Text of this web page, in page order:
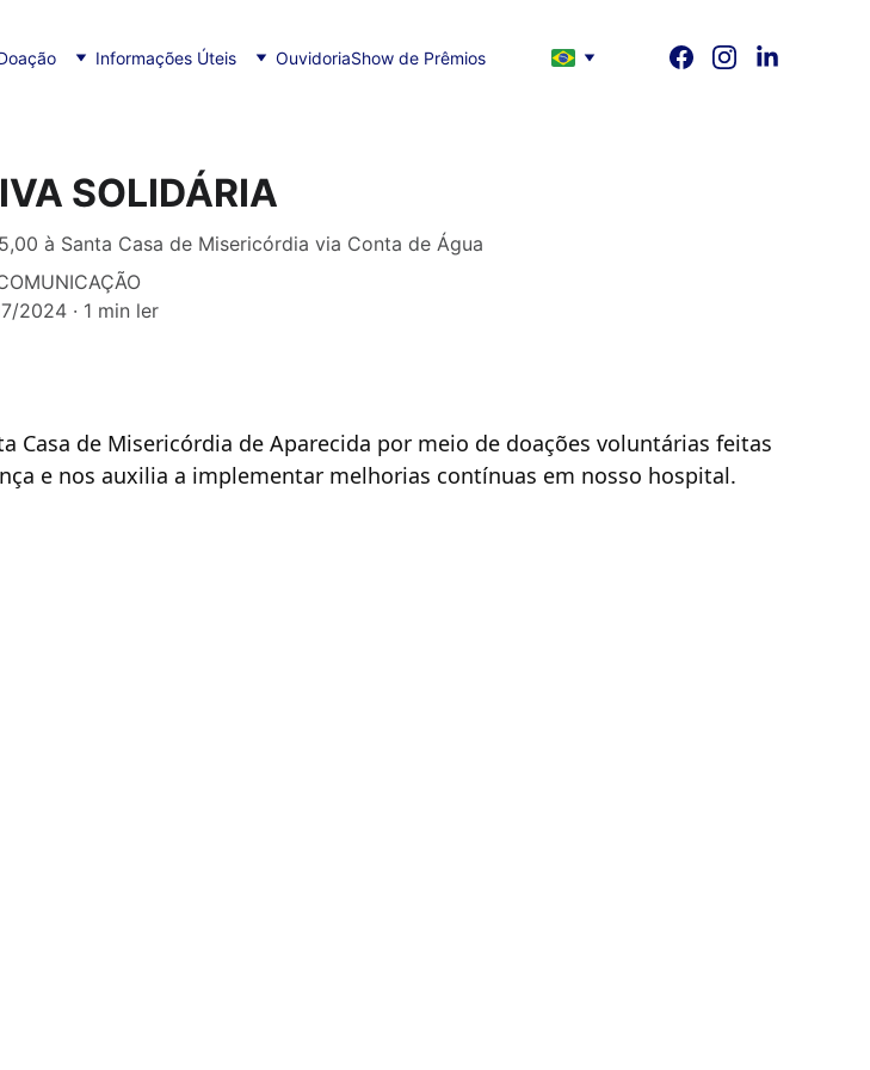
Informações Úteis OuvidoriaShow de Prêmios
SOLIDÁRIA
à Santa Casa de Misericórdia via Conta de Água
2024
1 min ler
Casa de Misericórdia de Aparecida por meio de doações voluntárias feitas
e nos auxilia a implementar melhorias contínuas em nosso hospital.